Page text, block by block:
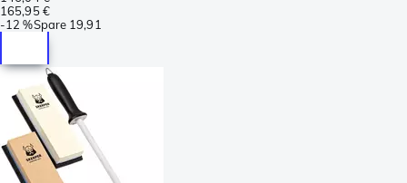
165,95 €
-12 %Spare 19,91